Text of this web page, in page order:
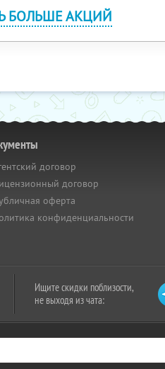
БОЛЬШЕ АКЦИЙ
договор
договор
оферта
конфиденциальности
Ищите скидки поблизости,
не выходя из чата: